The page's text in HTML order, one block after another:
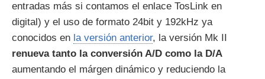
entradas más si contamos el enlace TosLink en
digital) y el uso de formato 24bit y 192kHz ya
conocidos en la versión anterior, la versión Mk II
renueva tanto la conversión A/D como la D/A
aumentando el márgen dinámico y reduciendo la